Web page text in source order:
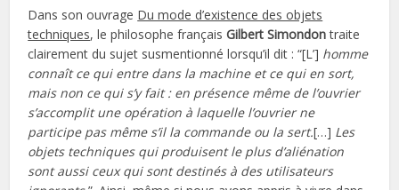
Dans son ouvrage Du mode d’existence des objets
techniques, le philosophe françaisGilbert Simondontraite
clairement du sujet susmentionné lorsqu’il dit : “[L’] homme
connaît ce qui entre dans la machine et ce qui en sort,
mais non ce qui s’y fait : en présence même de l’ouvrier
s’accomplit une opération à laquelle l’ouvrier ne
participe pas même s’il la commande ou la sert.[…] Les
objets techniques qui produisent le plus d’aliénation
sont aussi ceux qui sont destinés à des utilisateurs